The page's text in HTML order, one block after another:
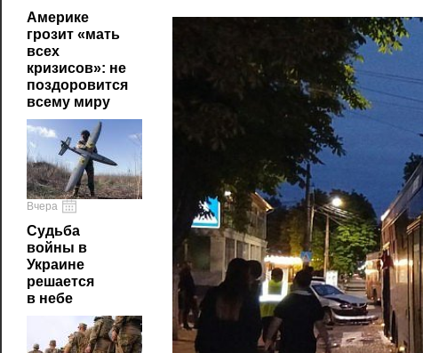
Америке
грозит «мать
всех
кризисов»: не
поздоровится
всему миру
Вчера
Судьба
войны в
Украине
решается
в небе